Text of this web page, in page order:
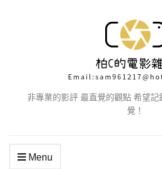
非專業的影評 最直覺的觀點 希望
覺！
Menu